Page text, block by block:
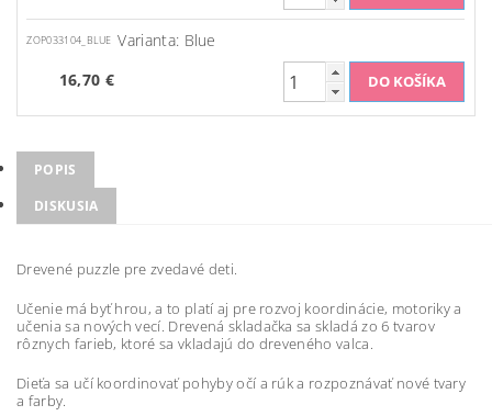
ZOP033104_BLUE Varianta: Blue
16,70 €
POPIS
DISKUSIA
Drevené puzzle pre zvedavé deti.
Učenie má byť hrou, a to platí aj pre rozvoj koordinácie, motoriky a
učenia sa nových vecí. Drevená skladačka sa skladá zo 6 tvarov
rôznych farieb, ktoré sa vkladajú do dreveného valca.
Dieťa sa učí koordinovať pohyby očí a rúk a rozpoznávať nové tvary
a farby.